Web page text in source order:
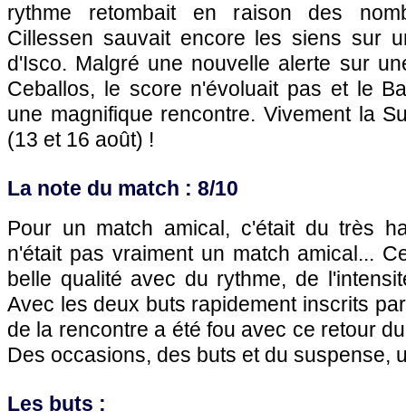
rythme retombait en raison des
Cillessen sauvait encore les siens sur
d'Isco. Malgré une nouvelle alerte sur
Ceballos, le score n'évoluait pas et le
une magnifique rencontre. Vivement la
(13 et 16 août) !
La note du match : 8/10
Pour un match amical, c'était du très
n'était pas vraiment un match amical...
belle qualité avec du rythme, de
Avec les deux buts rapidement inscrits
de la rencontre a été fou avec ce retour
Des occasions, des buts et du suspense,
Les buts :